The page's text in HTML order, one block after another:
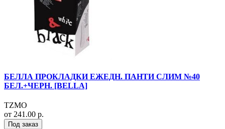
БЕЛЛА ПРОКЛАДКИ ЕЖЕДН. ПАНТИ СЛИМ №40
БЕЛ.+ЧЕРН. [BELLA]
TZMO
от 241.00 р.
Под заказ